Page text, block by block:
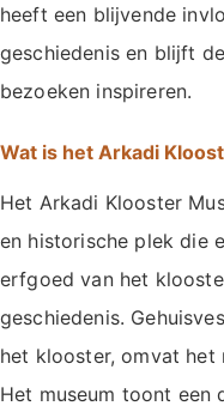
heeft een blijvende
geschiedenis en blijft
bezoeken inspireren.
Wat is het Arkadi
Het Arkadi Klooster
en historische plek die
erfgoed van het
geschiedenis.
het klooster, omvat het
Het museum toont een